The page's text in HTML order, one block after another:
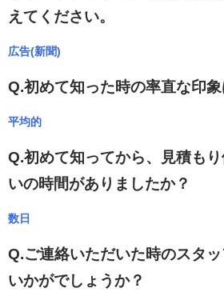
えてください。
広告(新聞)
Q.初めて知った時の率直な印象
平均的
Q.初めて知ってから、見積も
いの時間がありましたか？
数日
Q.ご連絡いただいた時のスタ
いかがでしょうか？